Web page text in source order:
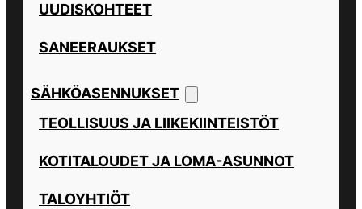
UUDISKOHTEET
SANEERAUKSET
SÄHKÖASENNUKSET
TEOLLISUUS JA LIIKEKIINTEISTÖT
KOTITALOUDET JA LOMA-ASUNNOT
TALOYHTIÖT